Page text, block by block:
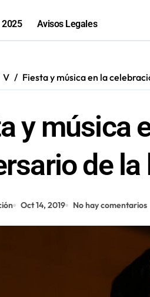
Avisos Legales
V Fiesta y música en la
y música
de la
Oct 14, 2019 No hay comentarios